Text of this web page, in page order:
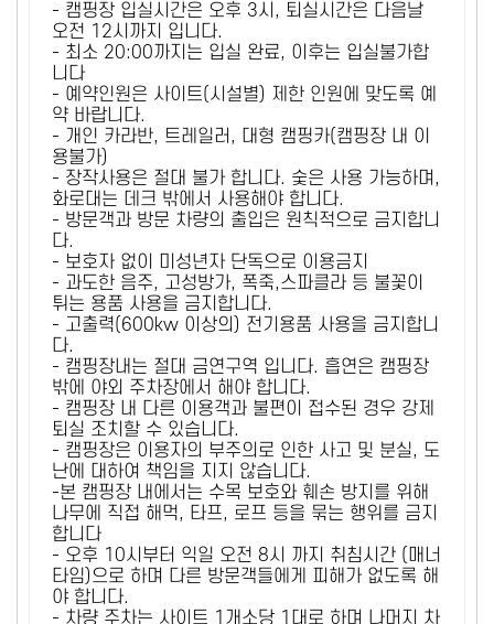
- 캠핑장 입실시간은 오후 3시, 퇴실시간은 다음날
오전 12시까지 입니다.
- 최소 20:00까지는 입실 완료, 이후는 입실불가합
니다
- 예약인원은 사이트(시설별) 제한 인원에 맞도록 예
약 바랍니다.
- 개인 카라반, 트레일러, 대형 캠핑카(캠핑장 내 이
용불가)
- 장작사용은 절대 불가 합니다. 숯은 사용 가능하며,
화로대는 데크 밖에서 사용해야 합니다.
- 방문객과 방문 차량의 출입은 원칙적으로 금지합니
다.
- 보호자 없이 미성년자 단독으로 이용금지
- 과도한 음주, 고성방가, 폭죽,스파클라 등 불꽃이
튀는 용품 사용을 금지합니다.
- 고출력(600kw 이상의) 전기용품 사용을 금지합니
다.
- 캠핑장내는 절대 금연구역 입니다. 흡연은 캠핑장
밖에 야외 주차장에서 해야 합니다.
- 캠핑장 내 다른 이용객과 불편이 접수된 경우 강제
퇴실 조치할 수 있습니다.
- 캠핑장은 이용자의 부주의로 인한 사고 및 분실, 도
난에 대하여 책임을 지지 않습니다.
-본 캠핑장 내에서는 수목 보호와 훼손 방지를 위해
나무에 직접 해먹, 타프, 로프 등을 묶는 행위를 금지
합니다
- 오후 10시부터 익일 오전 8시 까지 취침시간 (매너
타임)으로 하며 다른 방문객들에게 피해가 없도록 해
야 합니다.
- 차량 주차는 사이트 1개소당 1대로 하며 나머지 차